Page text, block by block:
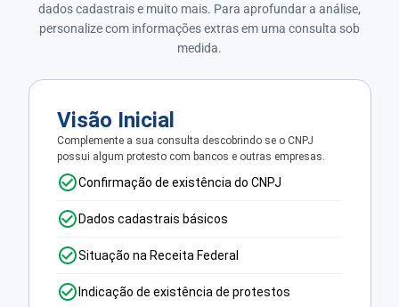
dados cadastrais e muito mais. Para aprofundar a análise,
personalize com informações extras em uma consulta sob
medida.
Visão Inicial
Complemente a sua consulta descobrindo se o CNPJ
possui algum protesto com bancos e outras empresas.
Confirmação de existência do CNPJ
Dados cadastrais básicos
Situação na Receita Federal
Indicação de existência de protestos